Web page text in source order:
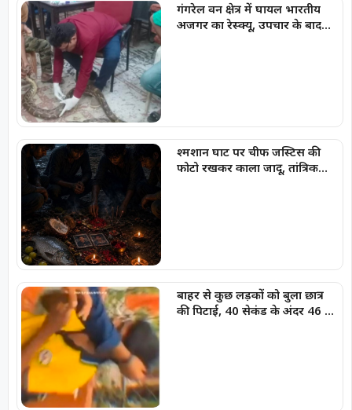
गंगरेल वन क्षेत्र में घायल भारतीय
अजगर का रेस्क्यू, उपचार के बाद
श्मशान घाट पर चीफ जस्टिस की
फोटो रखकर काला जादू, तांत्रिक
बाहर से कुछ लड़कों को बुला छात्र
की पिटाई, 40 सेकंड के अंदर 46 से